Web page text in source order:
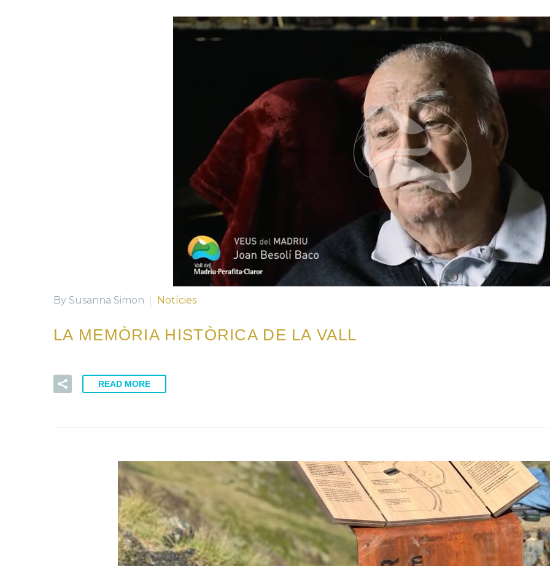
By Susanna Simon Notícies
LA MEMÒRIA HISTÒRICA DE LA VALL
READ MORE